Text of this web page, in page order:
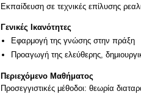
Εκπαίδευση σε τεχνικές επίλυσης
Γενικές Ικανότητες
Εφαρμογή της γνώσης στην πράξη
Προαγωγή της ελεύθερης,
Περιεχόμενο Μαθήματος
Προσεγγιστικές μέθοδοι: θεωρία